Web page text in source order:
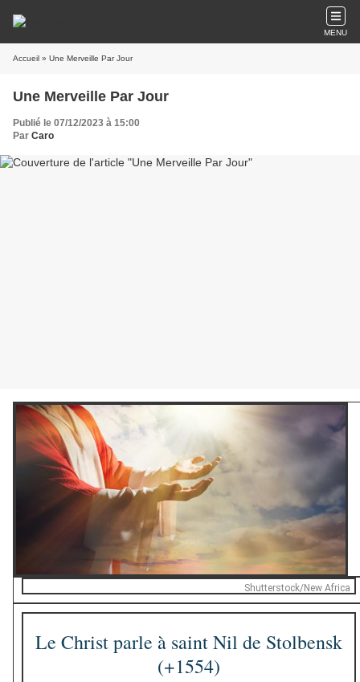
MENU
Accueil » Une Merveille Par Jour
Une Merveille Par Jour
Publié le 07/12/2023 à 15:00
Par Caro
Shutterstock/New Africa
Le Christ parle à saint Nil de Stolbensk
(+1554)